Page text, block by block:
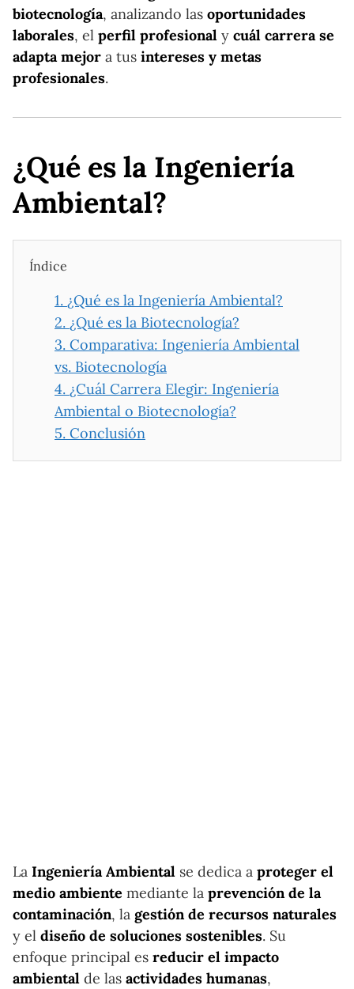
biotecnología, analizando las oportunidades
laborales, el perfil profesional y cuál carrera se
adapta mejor a tus intereses y metas
profesionales.
¿Qué es la Ingeniería
Ambiental?
Índice
1. ¿Qué es la Ingeniería Ambiental?
2. ¿Qué es la Biotecnología?
3. Comparativa: Ingeniería Ambiental
vs. Biotecnología
4. ¿Cuál Carrera Elegir: Ingeniería
Ambiental o Biotecnología?
5. Conclusión
La Ingeniería Ambiental se dedica a proteger el
medio ambiente mediante la prevención de la
contaminación, la gestión de recursos naturales
y el diseño de soluciones sostenibles. Su
enfoque principal es reducir el impacto
ambiental de las actividades humanas,